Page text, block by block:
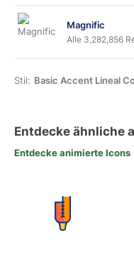
Magnific
Alle 3,282,856
Stil: Basic Accent Lineal
Entdecke ähnliche
Entdecke animierte Icons